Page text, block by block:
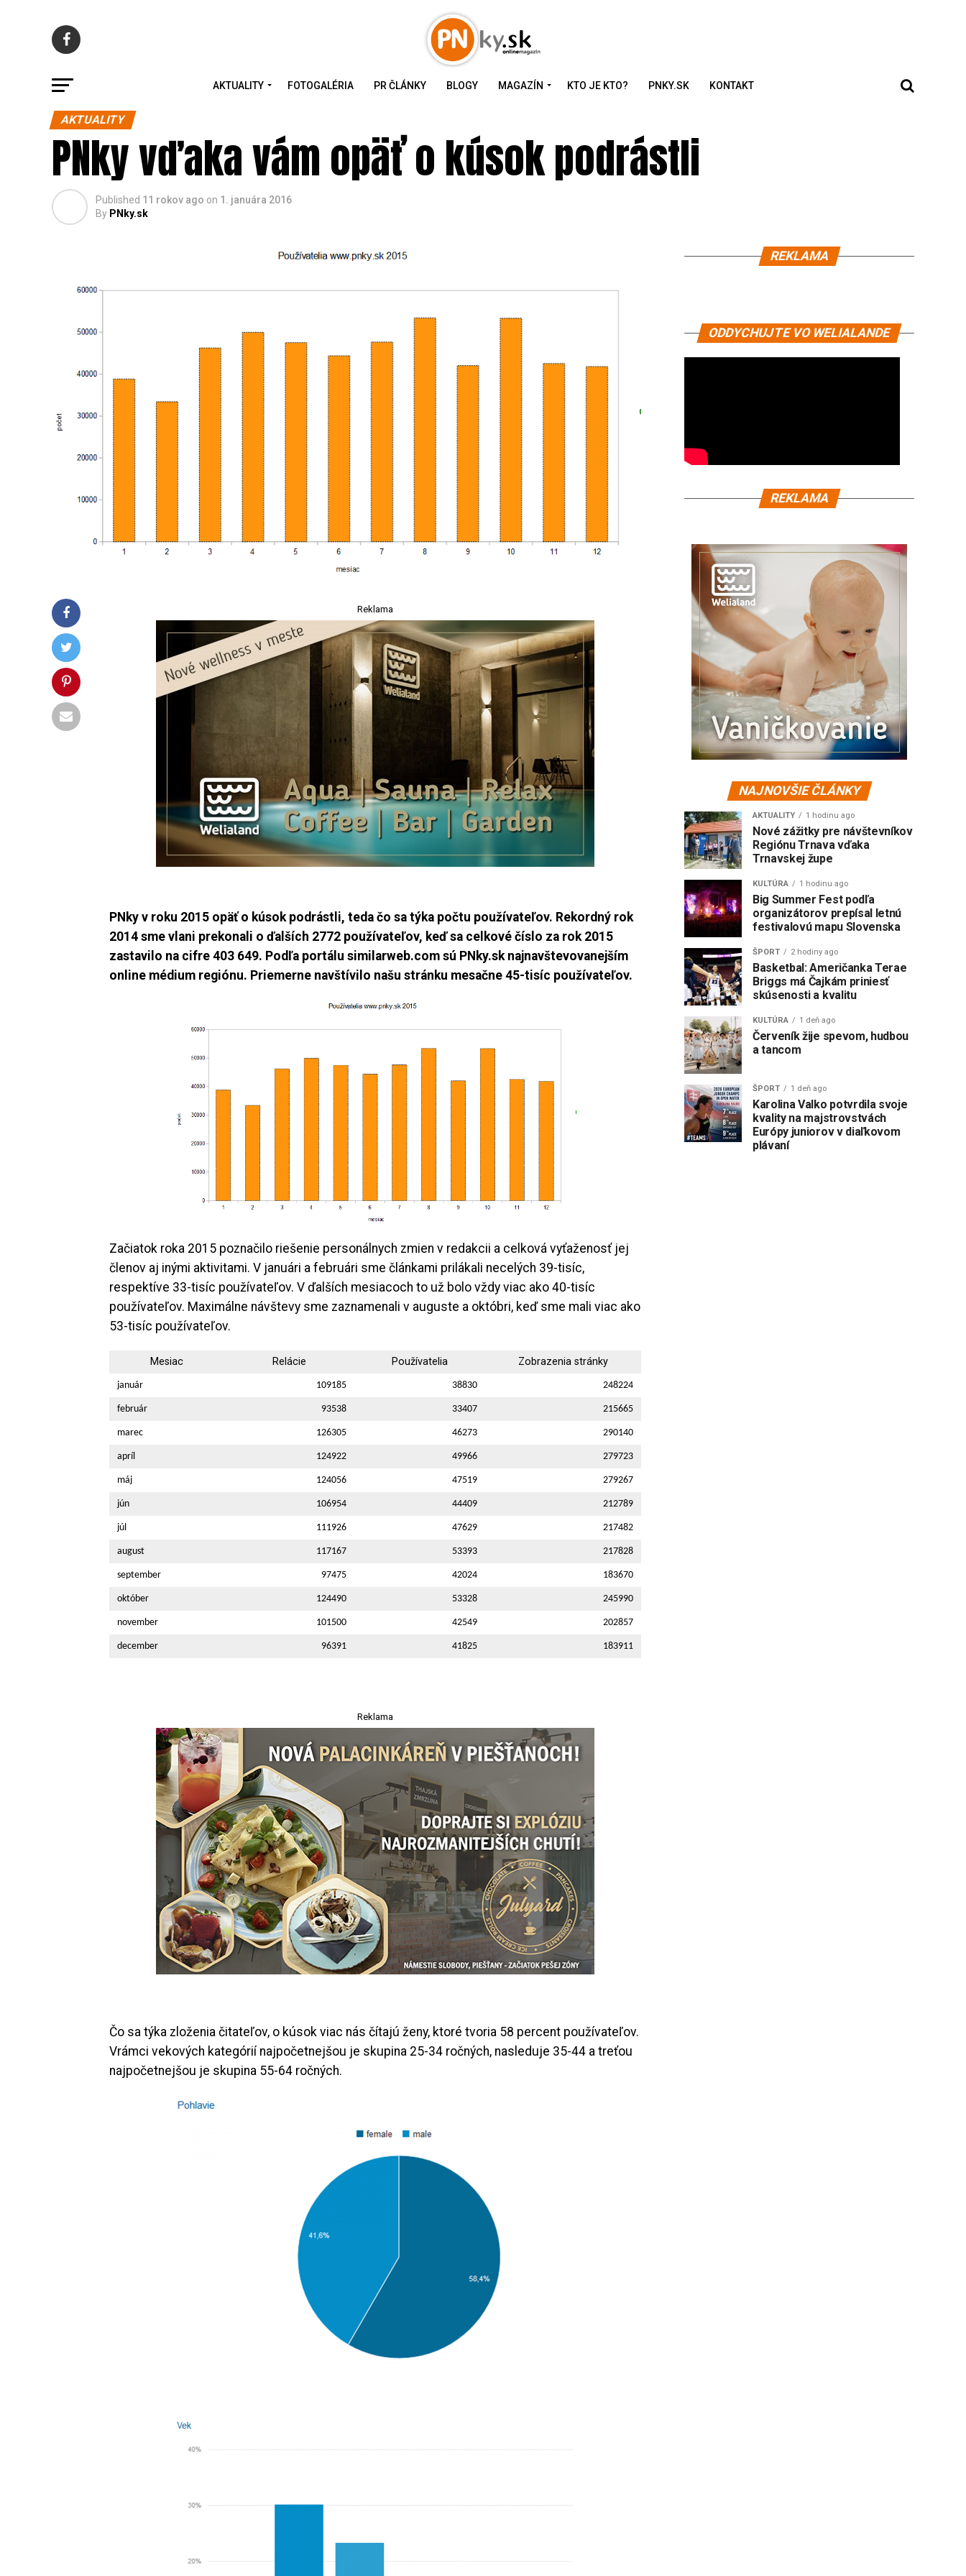
AKTUALITY FOTOGALÉRIA PR ČLÁNKY BLOGY MAGAZÍN KTO JE KTO? PNKY.SK KONTAKT
AKTUALITY
PNky vďaka vám opäť o kúsok podrástli
Published 11 rokov ago on 1. januára 2016
By PNky.sk
Reklama
PNky v roku 2015 opäť o kúsok podrástli, teda čo sa týka počtu používateľov. Rekordný rok
2014 sme vlani prekonali o ďalších 2772 používateľov, keď sa celkové číslo za rok 2015
zastavilo na cifre 403 649. Podľa portálu similarweb.com sú PNky.sk najnavštevovanejším
online médium regiónu. Priemerne navštívilo našu stránku mesačne 45-tisíc používateľov.
Začiatok roka 2015 poznačilo riešenie personálnych zmien v redakcii a celková vyťaženosť jej
členov aj inými aktivitami. V januári a februári sme článkami prilákali necelých 39-tisíc,
respektíve 33-tisíc používateľov. V ďalších mesiacoch to už bolo vždy viac ako 40-tisíc
používateľov. Maximálne návštevy sme zaznamenali v auguste a októbri, keď sme mali viac ako
53-tisíc používateľov.
Mesiac Relácie Používatelia Zobrazenia stránky
január 109185 38830 248224
február 93538 33407 215665
marec 126305 46273 290140
apríl 124922 49966 279723
máj 124056 47519 279267
jún 106954 44409 212789
júl 111926 47629 217482
august 117167 53393 217828
september 97475 42024 183670
október 124490 53328 245990
november 101500 42549 202857
december 96391 41825 183911
Reklama
Čo sa týka zloženia čitateľov, o kúsok viac nás čítajú ženy, ktoré tvoria 58 percent používateľov.
Vrámci vekových kategórií najpočetnejšou je skupina 25-34 ročných, nasleduje 35-44 a treťou
najpočetnejšou je skupina 55-64 ročných.
REKLAMA
ODDYCHUJTE VO WELIALANDE
REKLAMA
NAJNOVŠIE ČLÁNKY
AKTUALITY 1 hodinu ago
Nové zážitky pre návštevníkov
Regiónu Trnava vďaka
Trnavskej župe
KULTÚRA 1 hodinu ago
Big Summer Fest podľa
organizátorov prepísal letnú
festivalovú mapu Slovenska
ŠPORT 2 hodiny ago
Basketbal: Američanka Terae
Briggs má Čajkám priniesť
skúsenosti a kvalitu
KULTÚRA 1 deň ago
Červeník žije spevom, hudbou
a tancom
ŠPORT 1 deň ago
Karolina Valko potvrdila svoje
kvality na majstrovstvách
Európy juniorov v diaľkovom
plávaní